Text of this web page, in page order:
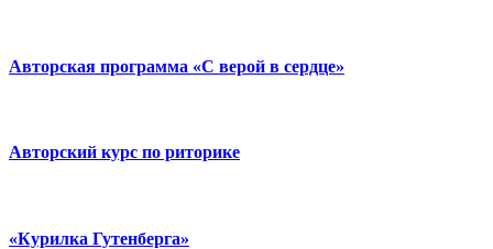
Авторская программа «С верой в сердце»
Авторский курс по риторике
«Курилка Гутенберга»